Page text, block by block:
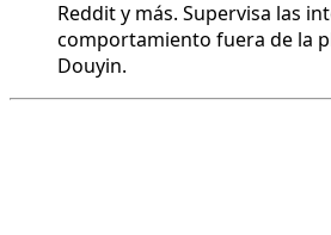
Reddit y más. Supervisa las
comportamiento fuera de la
Douyin.